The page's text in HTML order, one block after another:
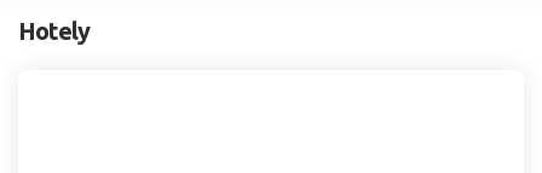
2 dospelí, 0 deti
Hotely